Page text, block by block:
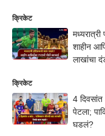
क्रिकेट
शाहीन
लाखांचा
क्रिकेट
4
पेटला;
घडलं?